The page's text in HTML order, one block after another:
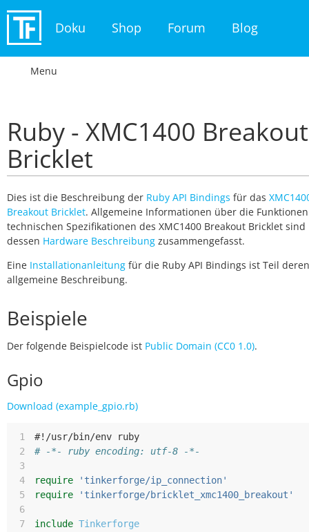
Doku Shop Forum Blog
Menu
Ruby - XMC1400 Breakout
Bricklet
Dies ist die Beschreibung der Ruby API Bindings für das
Breakout Bricklet. Allgemeine Informationen über die
technischen Spezifikationen des XMC1400 Breakout Bricklet sind
dessen Hardware Beschreibung zusammengefasst.
Eine Installationanleitung für die Ruby API Bindings ist Teil deren
allgemeine Beschreibung.
Beispiele
Der folgende Beispielcode ist Public Domain (CC0 1.0).
Gpio
Download (example_gpio.rb)
1
#!/usr/bin/env ruby
2
# -*- ruby encoding: utf-8 -*-
3
4
require
'tinkerforge/ip_connection'
5
require
'tinkerforge/bricklet_xmc1400_breakout'
6
7
include Tinkerforge